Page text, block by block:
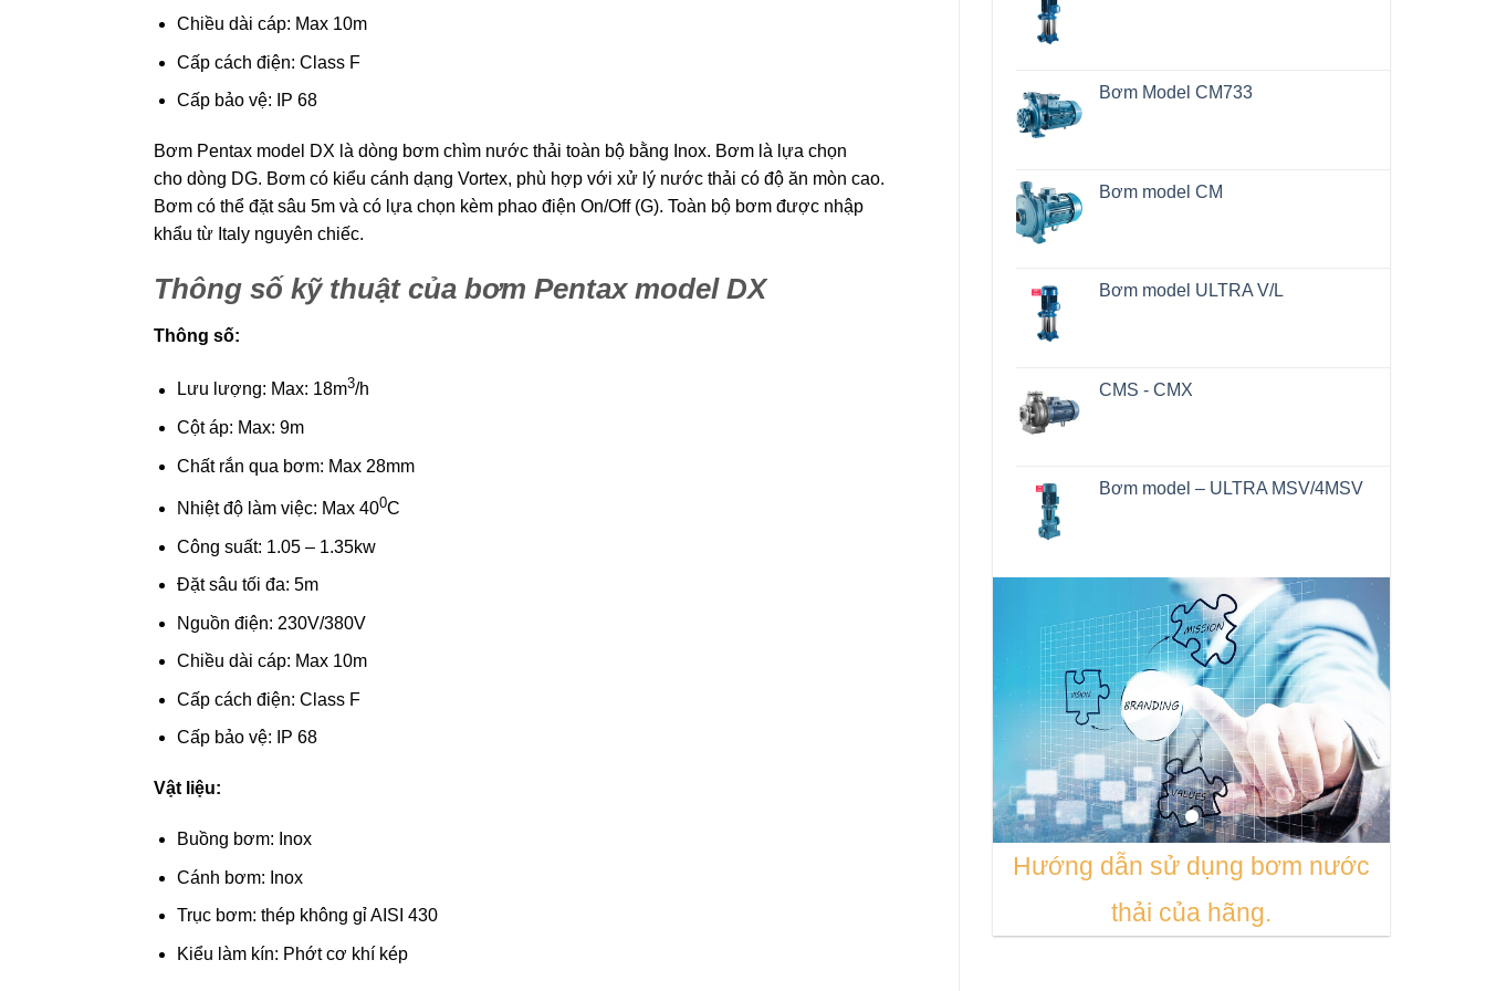
Chiều dài cáp: Max 10m
Cấp cách điện: Class F
Cấp bảo vệ: IP 68
Bơm Pentax model DX là dòng bơm chìm nước thải toàn bộ bằng Inox. Bơm là lựa chọn
cho dòng DG. Bơm có kiểu cánh dạng Vortex, phù hợp với xử lý nước thải có độ ăn mòn cao.
Bơm có thể đặt sâu 5m và có lựa chọn kèm phao điện On/Off (G). Toàn bộ bơm được nhập
khẩu từ Italy nguyên chiếc.
Thông số kỹ thuật của bơm Pentax model DX
Thông số:
Lưu lượng: Max: 18m3/h
Cột áp: Max: 9m
Chất rắn qua bơm: Max 28mm
Nhiệt độ làm việc: Max 400C
Công suất: 1.05 – 1.35kw
Đặt sâu tối đa: 5m
Nguồn điện: 230V/380V
Chiều dài cáp: Max 10m
Cấp cách điện: Class F
Cấp bảo vệ: IP 68
Vật liệu:
Buồng bơm: Inox
Cánh bơm: Inox
Trục bơm: thép không gỉ AISI 430
Kiểu làm kín: Phớt cơ khí kép
Bơm Model CM733
Bơm model CM
Bơm model ULTRA V/L
CMS - CMX
Bơm model – ULTRA MSV/4MSV
Hướng dẫn sử dụng bơm nước
thải của hãng.